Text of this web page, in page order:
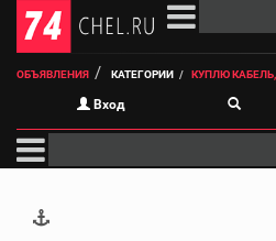
ОБЪЯВЛЕНИЯ КАТЕГОРИИ КУПЛЮ
Вход